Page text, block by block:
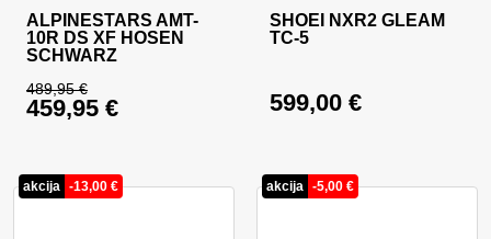
ALPINESTARS AMT-
10R DS XF HOSEN
SCHWARZ
489,95€
Ursprünglicher Preis war: 489,95 €
459,95 €
SHOEI NXR2 GLEAM
TC-5
599,00 €
akcija -13,00 € akcija -5,00 €